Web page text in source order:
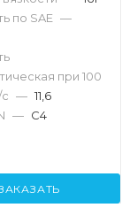
по SAE —
при 100
— 11,6
— C4